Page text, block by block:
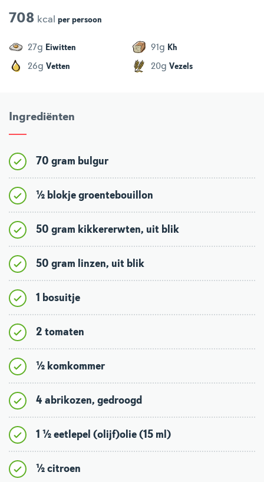
708 kcal per persoon
27g Eiwitten 91g Kh
26g Vetten 20g Vezels
Ingrediënten
70 gram bulgur
½ blokje groentebouillon
50 gram kikkererwten, uit blik
50 gram linzen, uit blik
1 bosuitje
2 tomaten
½ komkommer
4 abrikozen, gedroogd
1 ½ eetlepel (olijf)olie (15 ml)
½ citroen